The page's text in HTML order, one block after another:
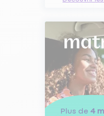
Plus de 4